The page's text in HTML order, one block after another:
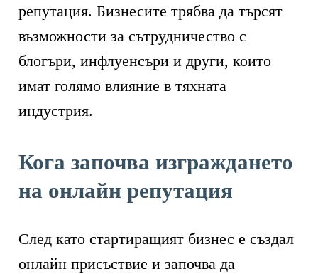
репутация. Бизнесите трябва да търсят
възможности за сътрудничество с
блогъри, инфлуенсъри и други, които
имат голямо влияние в тяхната
индустрия.
Кога започва изграждането
на онлайн репутация
След като стартиращият бизнес е създал
онлайн присъствие и започва да